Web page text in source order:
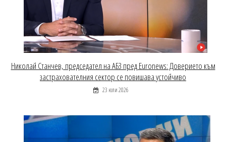
Николай Станчев, председател на АБЗ пред Euronews: Доверието към
застрахователния сектор се повишава устойчиво
23 юли 2026